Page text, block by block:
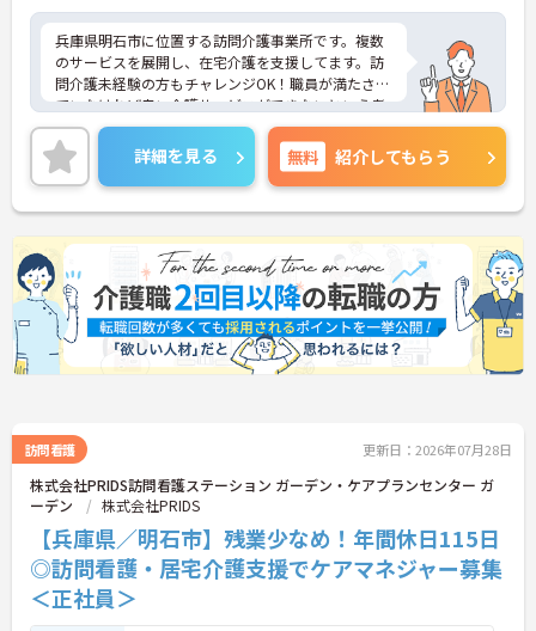
兵庫県明石市に位置する訪問介護事業所です。複数
のサービスを展開し、在宅介護を支援してます。訪
問介護未経験の方もチャレンジOK！職員が満たされ
ていなければ良い介護サービスができないという考
えのもと、何よりもまず働きやすい職場づくりに取
組んでいます。
職員様の男女比は88%が女性12%が男性となり平均
年齢は30歳とお若い方がご活躍されております。
ご利用者様も要支援の方が半数以上で1人1人に向き
合ったケアが可能となっており未経験からスタート
した方も多く在籍されております。
詳細を見る 無料 紹介してもらう
訪問看護 更新日：2026年07月28日
株式会社PRIDS訪問看護ステーション ガーデン・ケアプランセンター ガ
ーデン
株式会社PRIDS
【兵庫県／明石市】残業少なめ！年間休日115日
◎訪問看護・居宅介護支援でケアマネジャー募集
＜正社員＞